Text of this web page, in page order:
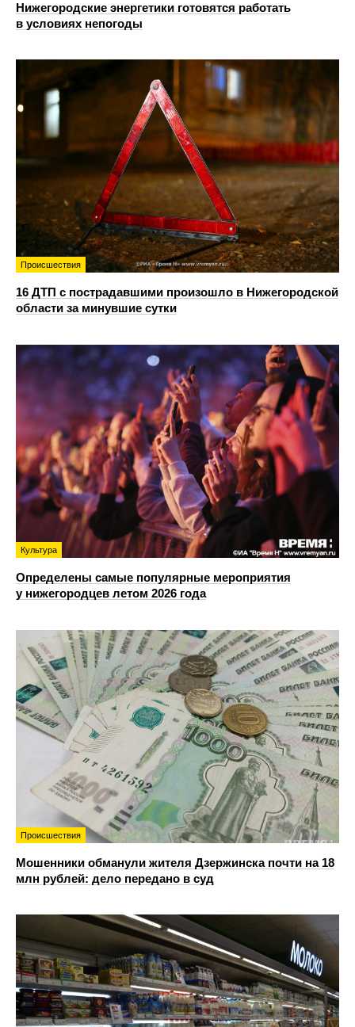
Нижегородские энергетики готовятся работать
в условиях непогоды
Происшествия
16 ДТП с пострадавшими произошло в Нижегородской
области за минувшие сутки
Культура
Определены самые популярные мероприятия
у нижегородцев летом 2026 года
Происшествия
Мошенники обманули жителя Дзержинска почти на 18
млн рублей: дело передано в суд